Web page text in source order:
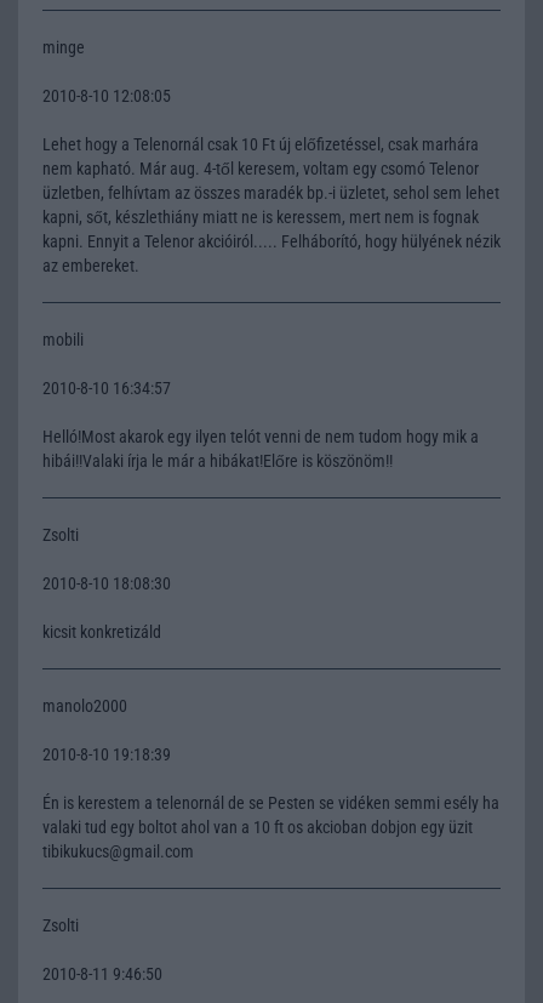
minge
2010-8-10 12:08:05
Lehet hogy a Telenornál csak 10 Ft új előfizetéssel, csak marhára
nem kapható. Már aug. 4-től keresem, voltam egy csomó Telenor
üzletben, felhívtam az összes maradék bp.-i üzletet, sehol sem lehet
kapni, sőt, készlethiány miatt ne is keressem, mert nem is fognak
kapni. Ennyit a Telenor akcióiról..... Felháborító, hogy hülyének nézik
az embereket.
mobili
2010-8-10 16:34:57
Helló!Most akarok egy ilyen telót venni de nem tudom hogy mik a
hibái!!Valaki írja le már a hibákat!Előre is köszönöm!!
Zsolti
2010-8-10 18:08:30
kicsit konkretizáld
manolo2000
2010-8-10 19:18:39
Én is kerestem a telenornál de se Pesten se vidéken semmi esély ha
valaki tud egy boltot ahol van a 10 ft os akcioban dobjon egy üzit
tibikukucs@gmail.com
Zsolti
2010-8-11 9:46:50